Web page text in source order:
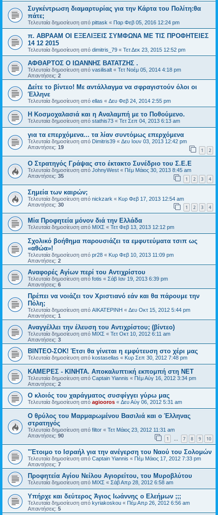
Συγκέντρωση διαμαρτυρίας για την Κάρτα του Πολίτη:θα
πάτε;
Τελευταία δημοσίευση από pittask « Παρ Φεβ 05, 2016 12:24 pm
π. ΑΒΡΑΑΜ ΟΙ ΕΞΕΛΙΞΕΙΣ ΣΥΜΦΩΝΑ ΜΕ ΤΙΣ ΠΡΟΦΗΤΕΙΕΣ
14 12 2015
Τελευταία δημοσίευση από dimitris_79 « Τετ Δεκ 23, 2015 12:52 pm
ΑΦΘΑΡΤΟΣ Ο ΙΩΑΝΝΗΣ ΒΑΤΑΤΖΗΣ .
Τελευταία δημοσίευση από vasilisalt « Τετ Νοέμ 05, 2014 4:18 pm
Απαντήσεις: 2
Δείτε το βίντεο! Με αντάλλαγμα να σφραγιστούν όλοι οι
Έλληνε
Τελευταία δημοσίευση από ellas « Δευ Φεβ 24, 2014 2:55 pm
Η Κοσμοχαλασιά και η Αναλαμπή με το Ποθούμενο.
Τελευταία δημοσίευση από stathis73 « Τετ Σεπ 04, 2013 6:13 am
για τα επερχόμενα... τα λίαν συντόμως επερχόμενα
Τελευταία δημοσίευση από Dimitris39 « Δευ Ιουν 03, 2013 12:42 pm
Απαντήσεις: 19 1 2
Ο Στρατηγός Γράψας στο έκτακτο Συνέδριο του Σ.Ε.Ε
Τελευταία δημοσίευση από JohnyWest « Πέμ Μάιος 30, 2013 8:45 am
Απαντήσεις: 35 1 2 3 4
Σημεία των καιρών;
Τελευταία δημοσίευση από nickzark « Κυρ Φεβ 17, 2013 12:54 am
Απαντήσεις: 30 1 2 3 4
Μία Προφητεία μόνον διά την Ελλάδα
Τελευταία δημοσίευση από ΜΙΧΣ « Τετ Φεβ 13, 2013 12:12 pm
Σχολικό βοήθημα παρουσιάζει τα εμφυτεύματα τσιπ ως
«αθώα»!
Τελευταία δημοσίευση από pr28 « Κυρ Φεβ 10, 2013 11:09 pm
Απαντήσεις: 2
Αναφορές Αγίων περί του Αντιχρίστου
Τελευταία δημοσίευση από fotis « Σάβ Ιαν 19, 2013 6:39 pm
Απαντήσεις: 6
Πρέπει να νοιάζει τον Χριστιανό εάν και θα πάρουμε την
Πόλη;
Τελευταία δημοσίευση από ΑΙΚΑΤΕΡΙΝΗ « Δευ Οκτ 15, 2012 5:44 pm
Απαντήσεις: 1
Αναγγέλλει την έλευση του Αντιχρίστου; (βίντεο)
Τελευταία δημοσίευση από ΜΙΧΣ « Τετ Οκτ 10, 2012 6:11 am
Απαντήσεις: 3
ΒΙΝΤΕΟ-ΣΟΚ! Έτσι θα γίνεται η εμφύτευση στο χέρι μας
Τελευταία δημοσίευση από kostasellas « Κυρ Σεπ 30, 2012 7:48 pm
ΚΑΜΕΡΕΣ - ΚΙΝΗΤΑ. Αποκαλυπτική εκπομπή στη ΝΕΤ
Τελευταία δημοσίευση από Captain Yiannis « Πέμ Αύγ 16, 2012 3:34 pm
Απαντήσεις: 2
Ο κλοιός του χαράγματος συσφίγγει γύρω μας
Τελευταία δημοσίευση από agiooros « Δευ Αύγ 06, 2012 5:31 am
O θρύλος του Μαρμαρωμένου Βασιλιά και ο Έλληνας
στρατηγός
Τελευταία δημοσίευση από filtor « Τετ Μάιος 23, 2012 11:31 am
Απαντήσεις: 90 1 … 7 8 9 10
"Έτοιμο το Ισραήλ για την ανέγερση του Ναού του Σολομών
Τελευταία δημοσίευση από Captain Yiannis « Πέμ Μάιος 17, 2012 7:33 pm
Απαντήσεις: 7
Προφητεία Αγίου Νείλου Αγιορείτου, του Μυροβλύτου
Τελευταία δημοσίευση από ΜΙΧΣ « Σάβ Απρ 28, 2012 6:58 am
Υπήρχε και δεύτερος Ἀγιος Ιωάννης ο Ελεήμων ;;;
Τελευταία δημοσίευση από kyriakoskou « Πέμ Απρ 26, 2012 6:56 am
Απαντήσεις: 5